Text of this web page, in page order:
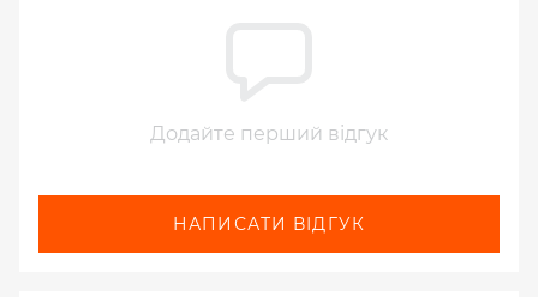
Додайте перший відгук
НАПИСАТИ ВІДГУК